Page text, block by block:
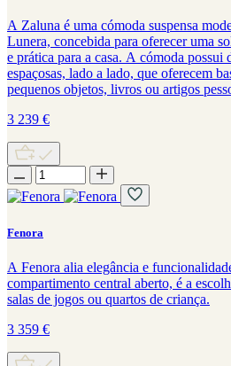
A Zaluna é uma cómoda suspensa
Lunera, concebida para oferecer uma
e prática para a casa. A cómoda possui
espaçosas, lado a lado, que oferecem
pequenos objetos, livros ou artigos
3 239 €
Fenora
A Fenora alia elegância e
compartimento central aberto, é a
salas de jogos ou quartos de criança.
3 359 €